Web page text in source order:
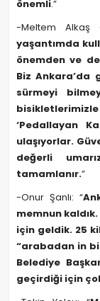
önemli.”
-Meltem Alkaş
yaşantımda
önemden ve
Biz Ankara’da
sürmeyi
‘Pedallayan
ulaşıyorlar.
değerli
tamamlanır.”
-Onur Şanlı: “
memnun
için geldik. 25
“arabadan in
Belediye
geçirdiği için